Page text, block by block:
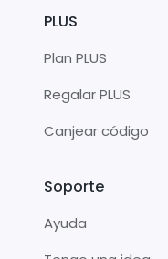
PLUS
Plan PLUS
Regalar PLUS
Canjear código
Soporte
Ayuda